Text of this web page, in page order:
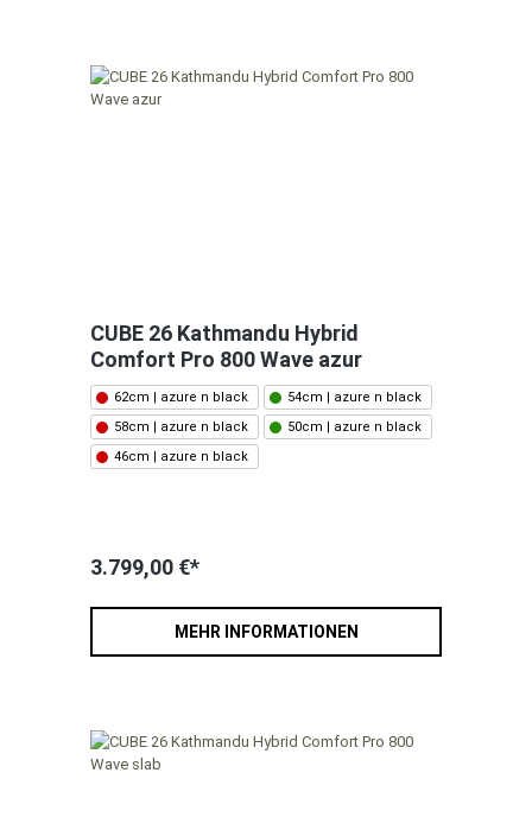
CUBE 26 Kathmandu Hybrid
Comfort Pro 800 Wave azur
62cm | azure n black
54cm | azure n black
58cm | azure n black
50cm | azure n black
46cm | azure n black
3.799,00 €*
MEHR INFORMATIONEN